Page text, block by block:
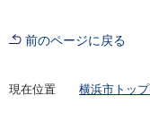
前のページに戻る
現在位置 横浜市トッ